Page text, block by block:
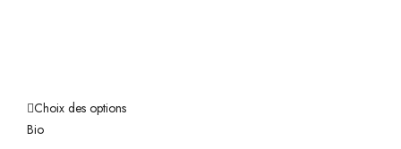
Choix des options
Bio